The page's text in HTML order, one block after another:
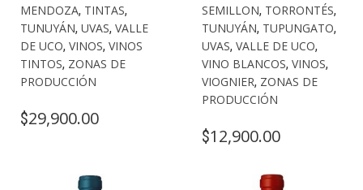
MENDOZA, TINTAS,
TUNUYÁN, UVAS, VALLE
DE UCO, VINOS, VINOS
TINTOS, ZONAS DE
PRODUCCIÓN
$29,900.00
SEMILLON, TORRONTÉS,
TUNUYÁN, TUPUNGATO,
UVAS, VALLE DE UCO,
VINO BLANCOS, VINOS,
VIOGNIER, ZONAS DE
PRODUCCIÓN
$12,900.00